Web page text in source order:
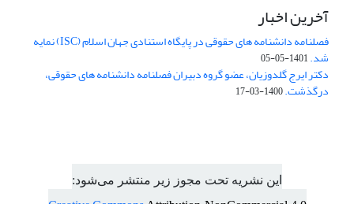
آخرین اخبار
فصلنامه دانشنامه های حقوقی در پایگاه استنادی جهان اسلام (ISC) نمایه
شد.1401-05-05
دکتر ایرج گلدوزیان، عضو گروه دبیران فصلنامه دانشنامه های حقوقی،
درگذشت.1400-03-17
این نشریه تحت مجوز زیر منتشر می‌شود: